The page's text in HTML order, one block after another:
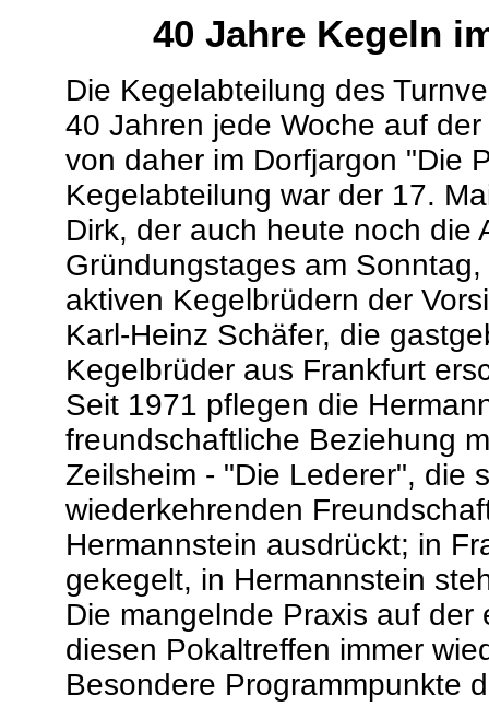
40 Jahre Kegeln
Die Kegelabteilung des
40 Jahren jede Woche auf
von daher im Dorfjargon "Die
Kegelabteilung war der 17.
Dirk, der auch heute noch die
Gründungstages am
aktiven Kegelbrüdern der
Karl-Heinz Schäfer, die
Kegelbrüder aus Frankfurt
Seit 1971 pflegen die
freundschaftliche Beziehung
Zeilsheim - "Die Lederer", die
wiederkehrenden
Hermannstein ausdrückt; in
gekegelt, in Hermannstein
Die mangelnde Praxis auf
diesen Pokaltreffen immer
Besondere Programmpunkte